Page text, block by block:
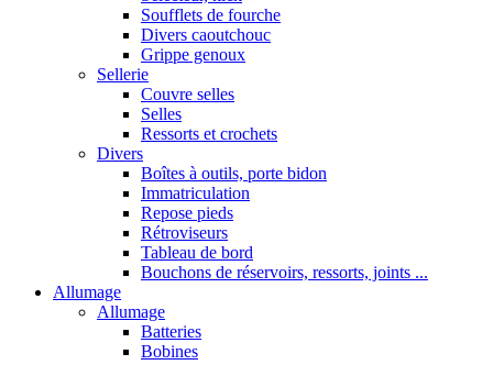
Soufflets de fourche
Divers caoutchouc
Grippe genoux
Sellerie
Couvre selles
Selles
Ressorts et crochets
Divers
Boîtes à outils, porte bidon
Immatriculation
Repose pieds
Rétroviseurs
Tableau de bord
Bouchons de réservoirs, ressorts, joints ...
Allumage
Allumage
Batteries
Bobines